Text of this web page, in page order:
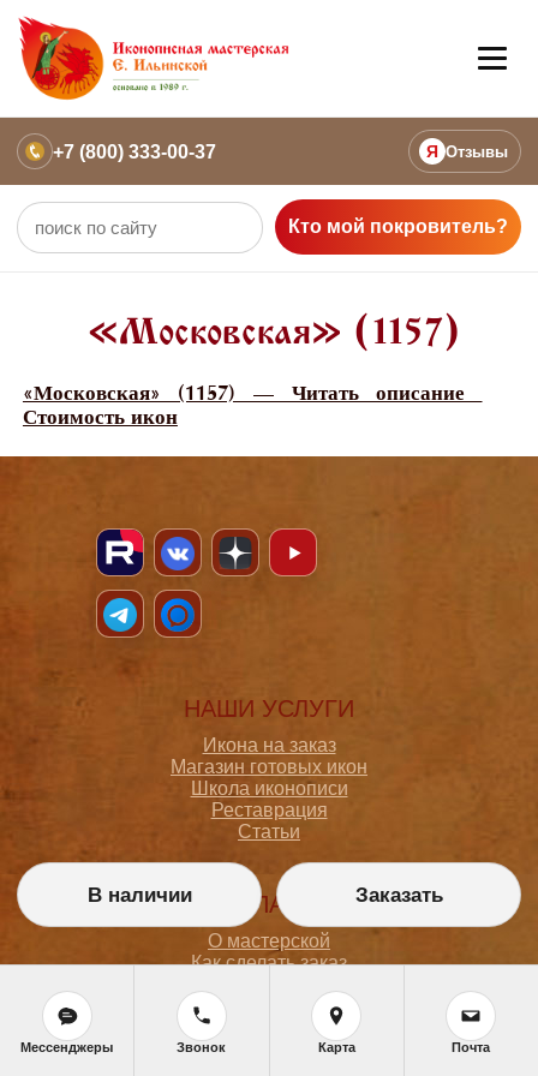
+7 (800) 333-00-37 Я Отзывы
Кто мой покровитель?
«Московская» (1157)
«Московская» (1157) — Читать описание
Стоимость икон
НАШИ УСЛУГИ
Икона на заказ
Магазин готовых икон
Школа иконописи
Реставрация
Статьи
ПОКУПАТЕЛЮ
О мастерской
Как сделать заказ
Политика конфиденциальности
Согласие на обработку персональных данных
Политика обработки персональных данных
В наличии Заказать
Мессенджеры Звонок Карта Почта